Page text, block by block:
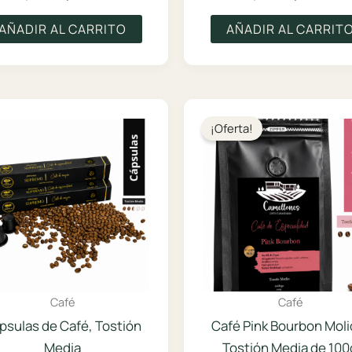
original
era:
actual
es:
AL CARRITO
original
era:
es:
AÑADIR AL CARRITO
Café
de Café, Tostión
Media
¡Oferta!
Café
Café Pink Bourbon
Tostión Media de